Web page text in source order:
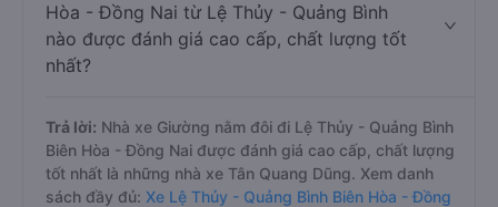
Hòa - Đồng Nai từ Lệ Thủy - Quảng Bình
nào được đánh giá cao cấp, chất lượng tốt
nhất?
Trả lời: Nhà xe Giường nằm đôi đi Lệ Thủy - Quảng Bình
Biên Hòa - Đồng Nai được đánh giá cao cấp, chất lượng
tốt nhất là những nhà xe Tân Quang Dũng. Xem danh
sách đầy đủ: Xe Lệ Thủy - Quảng Bình Biên Hòa - Đồng